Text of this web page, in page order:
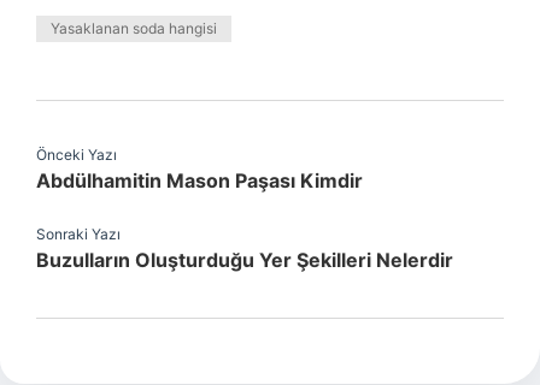
Yasaklanan soda hangisi
Önceki Yazı
Abdülhamitin Mason Paşası Kimdir
Sonraki Yazı
Buzulların Oluşturduğu Yer Şekilleri Nelerdir